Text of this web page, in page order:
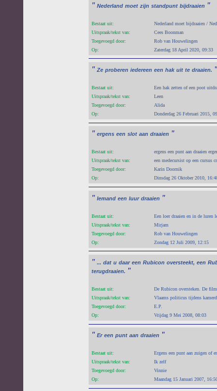
" Nederland moet zijn standpunt bijdraaien "
Bestaat uit:
Nederland moet bijdraaien /
Uitspraak/tekst van:
Cees Boonman
Toegevoegd door:
Rob van Houwelingen
Op:
Zaterdag 18 April 2020, 09:33
" Ze proberen iedereen een hak uit te draaien. "
Bestaat uit:
Een hak zetten of een poot
Uitspraak/tekst van:
Leen
Toegevoegd door:
Alida
Op:
Donderdag 26 Februari 2015,
" ergens een slot aan draaien "
Bestaat uit:
ergens een punt aan draaien
Uitspraak/tekst van:
een medecursist op een cursus
Toegevoegd door:
Karin Doornik
Op:
Dinsdag 26 Oktober 2010,
" Iemand een luur draaien "
Bestaat uit:
Een loer draaien en in de luren
Uitspraak/tekst van:
Mirjam
Toegevoegd door:
Rob van Houwelingen
Op:
Zondag 12 Juli 2009, 12:15
" ... dat u daar een Rubicon oversteekt, een
terugdraaien. "
Bestaat uit:
De Rubicon oversteken. De
Uitspraak/tekst van:
Vlaams politicus tijdens
Toegevoegd door:
E.P.
Op:
Vrijdag 9 Mei 2008, 08:03
" Er een punt aan draaien "
Bestaat uit:
Ergens een punt aan zuigen of
Uitspraak/tekst van:
Ik zelf
Toegevoegd door:
Vinnie
Op:
Maandag 15 Januari 2007,